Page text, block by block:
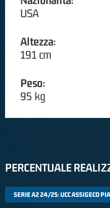
USA
Altezza:
191 cm
Peso:
95 kg
PERCENTUALE